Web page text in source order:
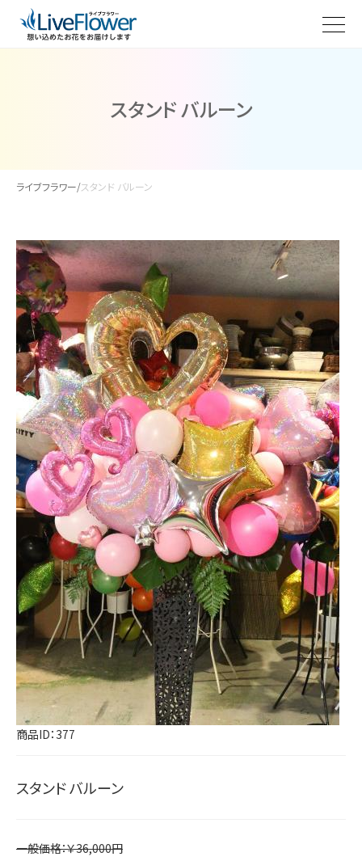
スタンド バルーン
ライブフラワー/スタンド バルーン
商品ID：377
スタンド バルーン
一般価格：￥36,000円